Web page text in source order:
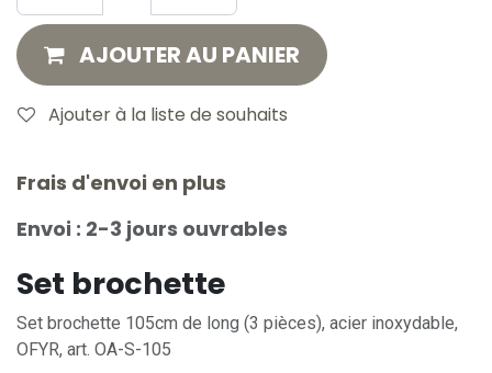
AJOUTER AU PANIER
Ajouter à la liste de souhaits
Frais d'envoi en plus
Envoi : 2-3 jours ouvrables
Set brochette
Set brochette 105cm de long (3 pièces), acier inoxydable,
OFYR, art. OA-S-105